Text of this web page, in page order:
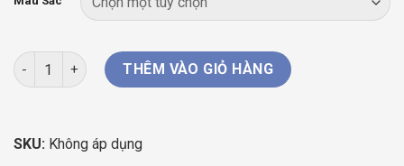
129.000 ₫.
COMBO 3 Khăn Mặt Cotton Thiện Phú Y954 38x78x118g số
THÊM VÀO GIỎ HÀNG
SKU: Không áp dụng